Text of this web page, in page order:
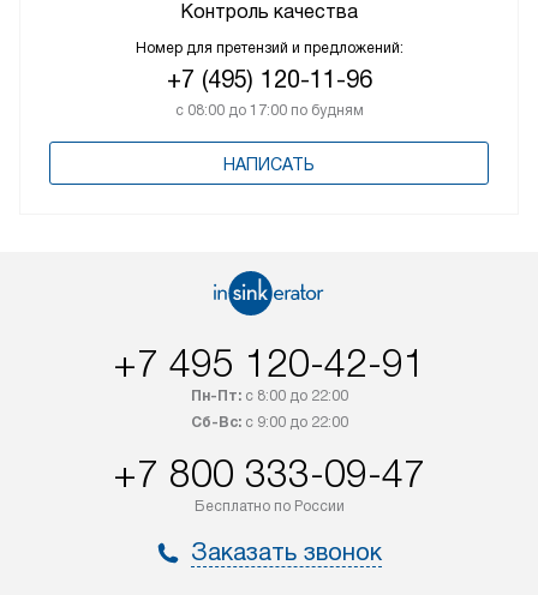
Контроль качества
Номер для претензий и предложений:
+7 (495) 120-11-96
с 08:00 до 17:00 по будням
НАПИСАТЬ
+7 495 120-42-91
Пн-Пт:с 8:00 до 22:00
Сб-Вс:с 9:00 до 22:00
+7 800 333-09-47
Бесплатно по России
Заказать звонок